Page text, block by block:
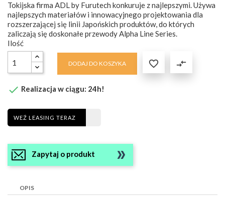
Tokijska firma ADL by Furutech konkuruje z najlepszymi. Używa
najlepszych materiałów i innowacyjnego projektowania dla
rozszerzającej się linii Japońskich produktów, do których
zaliczają się doskonałe przewody Alpha Line Series.
Ilość
DODAJ DO KOSZYKA  compare_arrows
 Realizacja w ciągu: 24h!
WEŹ LEASING TERAZ
Zapytaj o produkt
OPIS